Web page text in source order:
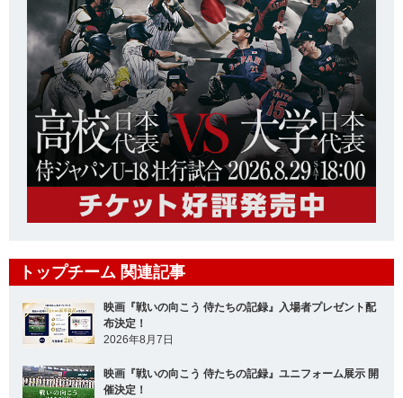
トップチーム 関連記事
映画『戦いの向こう 侍たちの記録』入場者プレゼント配
布決定！
2026年8月7日
映画『戦いの向こう 侍たちの記録』ユニフォーム展示 開
催決定！